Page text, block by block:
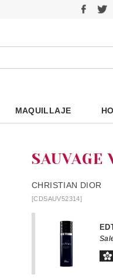
MAQUILLAJE
SAUVAGE
CHRISTIAN DIOR
[CDSAUV52314]